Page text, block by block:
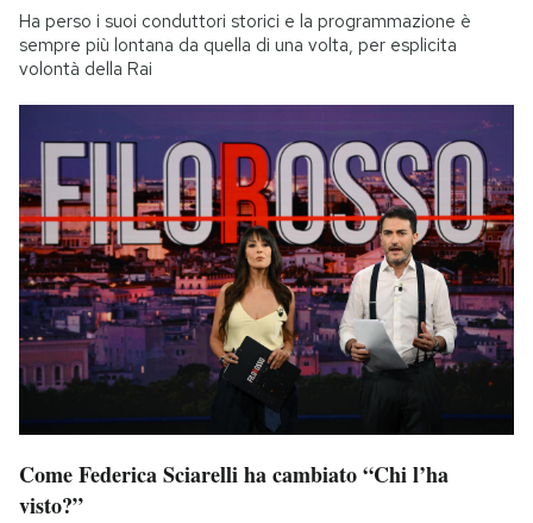
Ha perso i suoi conduttori storici e la programmazione è
sempre più lontana da quella di una volta, per esplicita
volontà della Rai
Come Federica Sciarelli ha cambiato “Chi l’ha
visto?”